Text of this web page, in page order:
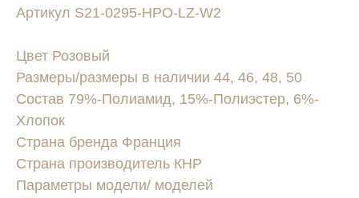
Артикул S21-0295-HPO-LZ-W2
Цвет Розовый
Размеры/размеры в наличии 44, 46, 48, 50
Состав 79%-Полиамид, 15%-Полиэстер, 6%-
Хлопок
Страна бренда Франция
Страна производитель КНР
Параметры модели/ моделей